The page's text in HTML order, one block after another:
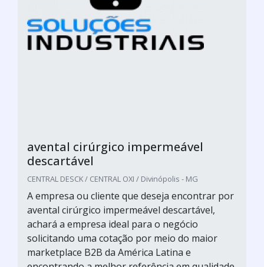
avental cirúrgico impermeável
descartável
CENTRAL DESCK / CENTRAL OXI / Divinópolis - MG
A empresa ou cliente que deseja encontrar por
avental cirúrgico impermeável descartável,
achará a empresa ideal para o negócio
solicitando uma cotação por meio do maior
marketplace B2B da América Latina e